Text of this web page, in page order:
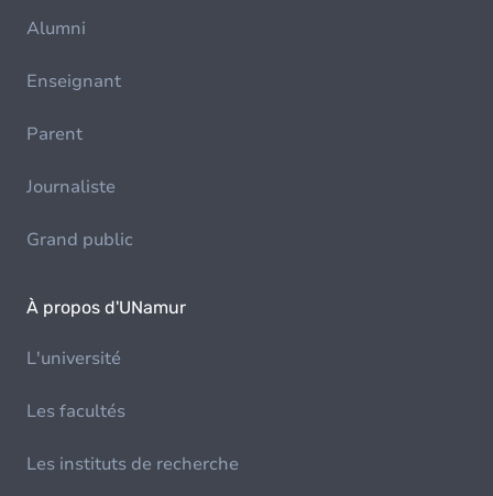
Alumni
Enseignant
Parent
Journaliste
Grand public
À propos d'UNamur
L'université
Les facultés
Les instituts de recherche